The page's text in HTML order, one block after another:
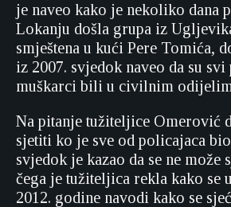
je naveo kako je nekoliko dana
Lokanju došla grupa iz
smještena u kući Pere Tomića,
iz 2007. svjedok naveo da su svi
muškarci bili u civilnim
Na pitanje tužiteljice Omerović
sjetiti ko je sve od policajaca
svjedok je kazao da se ne može
čega je tužiteljica rekla kako se
2012. godine navodi kako se